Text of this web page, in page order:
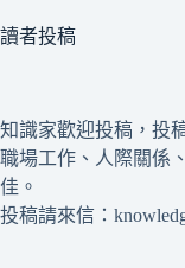
讀者投稿
知識家歡迎投稿，投
職場工作、人際關係
佳。
投稿請來信：